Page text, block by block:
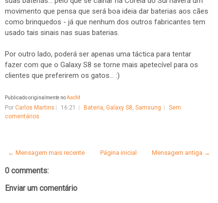
movimento que pensa que será boa ideia dar baterias aos cães
como brinquedos - já que nenhum dos outros fabricantes tem
usado tais sinais nas suas baterias.
Por outro lado, poderá ser apenas uma táctica para tentar
fazer com que o Galaxy S8 se torne mais apetecível para os
clientes que preferirem os gatos... :)
Publicado originalmente noAadM
Por Carlos Martins 16:21 Bateria, Galaxy S8, Samsung
Sem
comentários
← Mensagem mais recente Mensagem antiga →
Página inicial
0 comments:
Enviar um comentário